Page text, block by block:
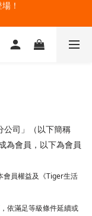
開心迎接新學期！
補習袋+零錢包
！開心迎接新學期！
公司」（以下簡稱
為會員，以下為會員
會員權益及《Tiger生活
依滿足等級條件延續或